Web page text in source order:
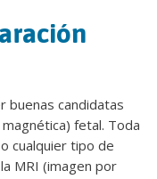
buenas candidatas
fetal. Toda
cualquier tipo de
MRI (imagen por